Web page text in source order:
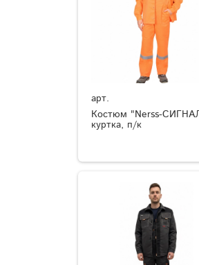
арт.
Костюм "Nerss-
куртка, п/к